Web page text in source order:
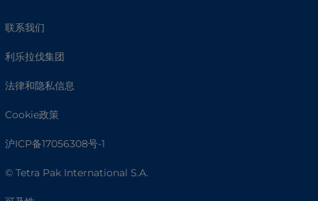
联系我们
利乐拉伐集团
法律和隐私信息
Cookie政策
沪ICP备17056308号-1
© Tetra Pak International S.A.